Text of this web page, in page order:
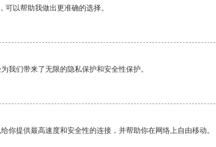
以帮助我做出更准确的选择。
我们带来了无限的隐私保护和安全性保护。
你提供最高速度和安全性的连接，并帮助你在网络上自由移动。